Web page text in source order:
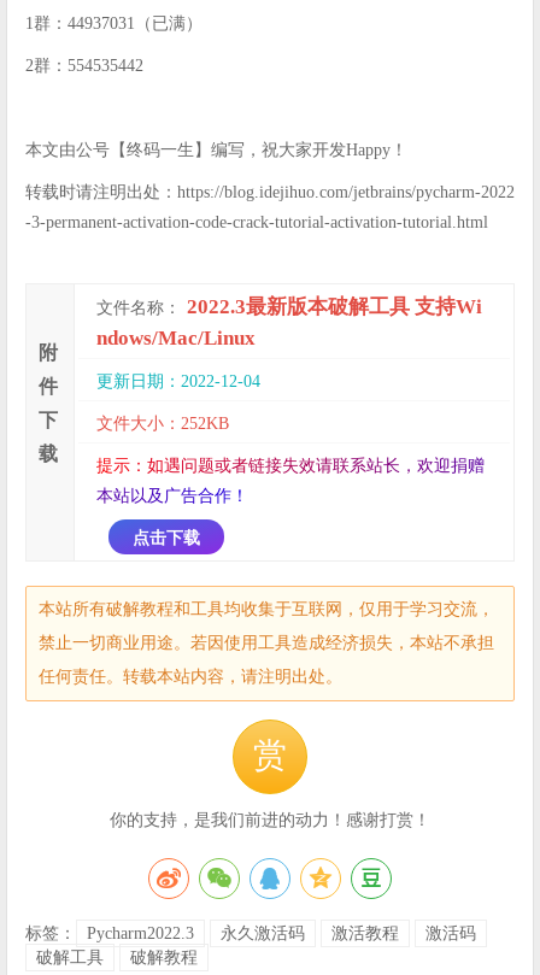
1群：44937031（已满）
2群：554535442
本文由公号【终码一生】编写，祝大家开发Happy！
转载时请注明出处：https://blog.idejihuo.com/jetbrains/pycharm-2022
-3-permanent-activation-code-crack-tutorial-activation-tutorial.html
附
件
下
载
文件名称：
2022.3最新版本破解工具 支持Wi
ndows/Mac/Linux
更新日期：2022-12-04
文件大小：252KB
提示 ：如遇问题或者链接失效请联系站长 ，欢迎捐赠
本站以及 广告合作 ！
点击下载
本站所有破解教程和工具均收集于互联网，仅用于学习交流，
禁止一切商业用途。若因使用工具造成经济损失，本站不承担
任何责任。转载本站内容，请注明出处。
赏
你的支持，是我们前进的动力！感谢打赏！
标签： Pycharm2022.3 永久激活码 激活教程
激活码
破解工具
破解教程